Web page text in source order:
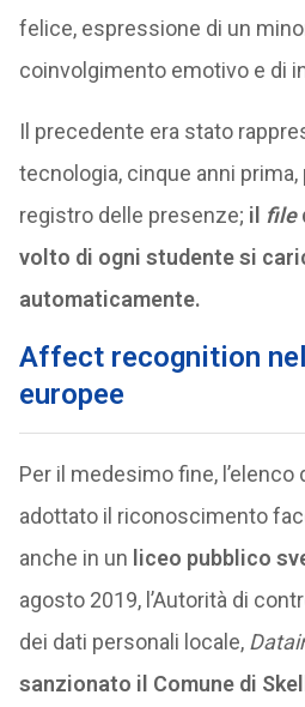
felice, espressione di un
coinvolgimento emotivo e di
Il precedente era stato
tecnologia, cinque anni prima,
registro delle presenze; il file
volto di ogni studente si
automaticamente.
Affect recognition
europee
Per il medesimo fine,
adottato il riconoscimento
anche in un liceo pubblico
agosto 2019, l’Autorità di
dei dati personali locale,
sanzionato il Comune di